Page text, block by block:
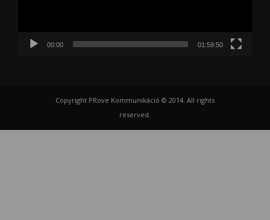
00:00 01:59:50
Copyright PRove Kommunikáció © 2014. All rights
reserved.